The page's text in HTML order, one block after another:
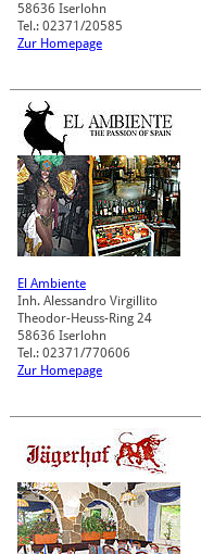
58636 Iserlohn
Tel.: 02371/20585
Zur Homepage
El Ambiente
Inh. Alessandro Virgillito
Theodor-Heuss-Ring 24
58636 Iserlohn
Tel.: 02371/770606
Zur Homepage